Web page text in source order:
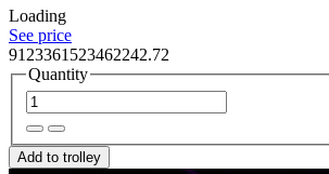
Loading
See price
9123361523462242.72
Quantity
Add to trolley